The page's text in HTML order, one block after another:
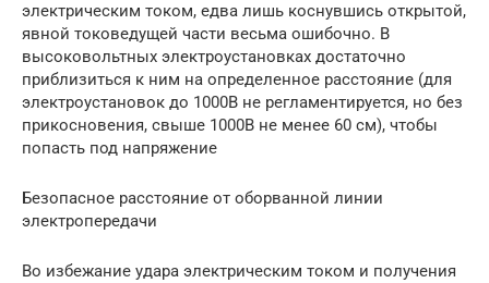
электрическим током, едва лишь коснувшись открытой,
явной токоведущей части весьма ошибочно. В
высоковольтных электроустановках достаточно
приблизиться к ним на определенное расстояние (для
электроустановок до 1000В не регламентируется, но без
прикосновения, свыше 1000В не менее 60 см), чтобы
попасть под напряжение
Безопасное расстояние от оборванной линии
электропередачи
Во избежание удара электрическим током и получения